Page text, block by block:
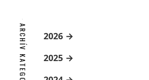
ARCHÍV KATEGORIE 2026
2025